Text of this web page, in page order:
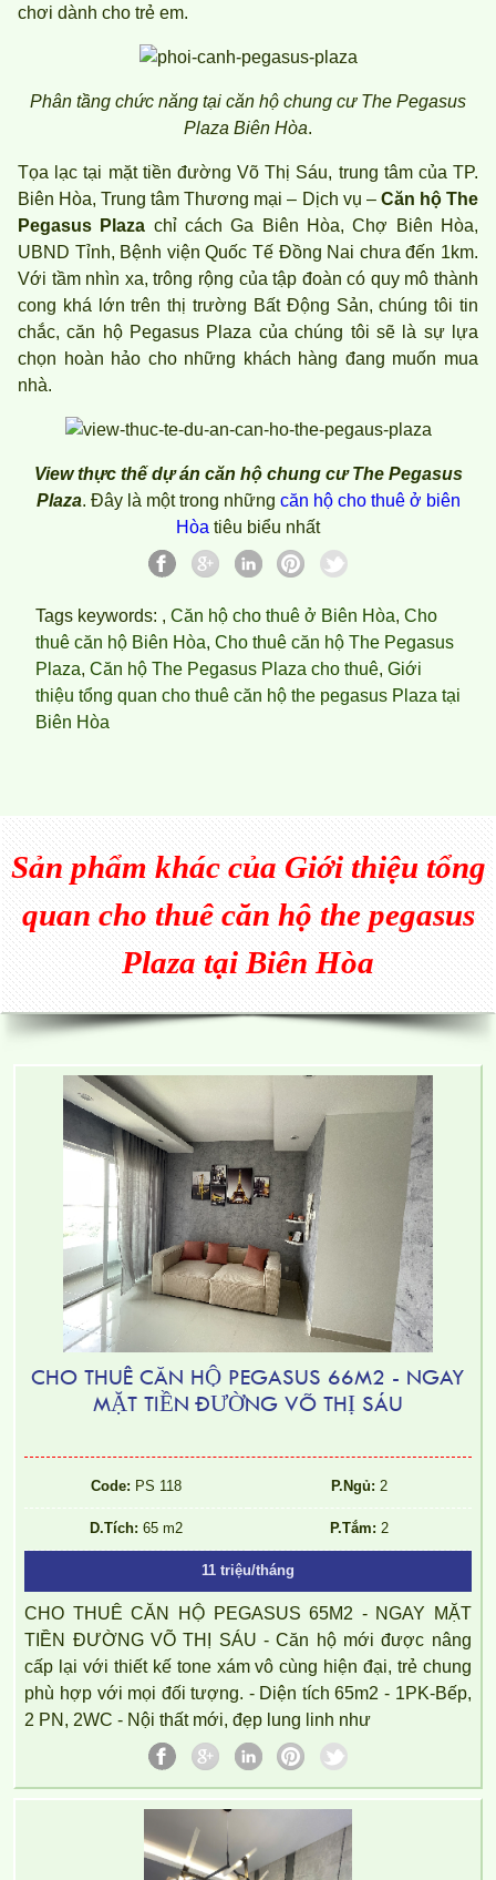
chơi dành cho trẻ em.
Phân tầng chức năng tại căn hộ chung cư The Pegasus
Plaza Biên Hòa.
Tọa lạc tại mặt tiền đường Võ Thị Sáu, trung tâm của TP.
Biên Hòa, Trung tâm Thương mại – Dịch vụ – Căn hộ The
Pegasus Plaza chỉ cách Ga Biên Hòa, Chợ Biên Hòa,
UBND Tỉnh, Bệnh viện Quốc Tế Đồng Nai chưa đến 1km.
Với tầm nhìn xa, trông rộng của tập đoàn có quy mô thành
cong khá lớn trên thị trường Bất Động Sản, chúng tôi tin
chắc, căn hộ Pegasus Plaza của chúng tôi sẽ là sự lựa
chọn hoàn hảo cho những khách hàng đang muốn mua
nhà.
View thực thế dự án căn hộ chung cư The Pegasus
Plaza. Đây là một trong những căn hộ cho thuê ở biên
Hòa tiêu biểu nhất
Tags keywords: , Căn hộ cho thuê ở Biên Hòa, Cho
thuê căn hộ Biên Hòa, Cho thuê căn hộ The Pegasus
Plaza, Căn hộ The Pegasus Plaza cho thuê, Giới
thiệu tổng quan cho thuê căn hộ the pegasus Plaza tại
Biên Hòa
Sản phẩm khác củaGiới thiệu tổng
quan cho thuê căn hộ the pegasus
Plaza tại Biên Hòa
CHO THUÊ CĂN HỘ PEGASUS 66M2 - NGAY
MẶT TIỀN ĐƯỜNG VÕ THỊ SÁU
Code: PS 118 P.Ngủ: 2
D.Tích: 65 m2 P.Tắm: 2
11 triệu/tháng
CHO THUÊ CĂN HỘ PEGASUS 65M2 - NGAY MẶT
TIỀN ĐƯỜNG VÕ THỊ SÁU - Căn hộ mới được nâng
cấp lại với thiết kế tone xám vô cùng hiện đại, trẻ chung
phù hợp với mọi đối tượng. - Diện tích 65m2 - 1PK-Bếp,
2 PN, 2WC - Nội thất mới, đẹp lung linh như